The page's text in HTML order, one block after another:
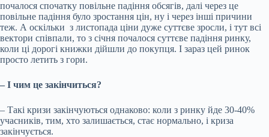
почалося спочатку повільне падіння обсягів, далі через це
повільне падіння було зростання цін, ну і через інші причини
теж. А оскільки з листопада ціни дуже суттєве зросли, і тут всі
вектори співпали, то з січня почалося суттєве падіння ринку,
коли ці дорогі книжки дійшли до покупця. І зараз цей ринок
просто летить з гори.
– І чим це закінчиться?
– Такі кризи закінчуються однаково: коли з ринку йде 30-40%
учасників, тим, хто залишається, стає нормально, і криза
закінчується.